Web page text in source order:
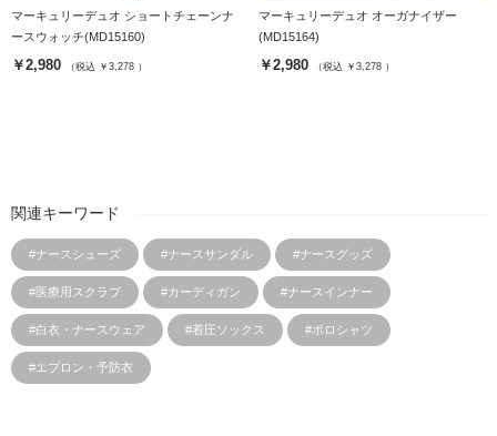
マーキュリーデュオ ショートチェーンナ
ースウォッチ(MD15160)
￥2,980 （税込 ￥3,278 ）
マーキュリーデュオ オーガナイザー
(MD15164)
￥2,980 （税込 ￥3,278 ）
関連キーワード
#ナースシューズ #ナースサンダル #ナースグッズ
#医療用スクラブ #カーディガン #ナースインナー
#白衣・ナースウェア #着圧ソックス #ポロシャツ
#エプロン・予防衣